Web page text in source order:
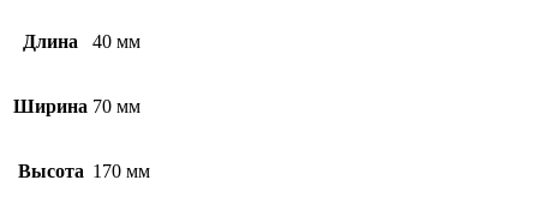
Длина 40 мм
Ширина 70 мм
Высота 170 мм